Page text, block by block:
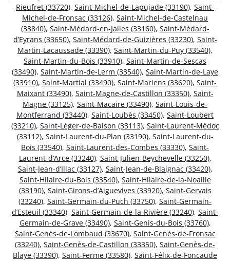
Rieufret (33720), Saint-Michel-de-Lapujade (33190), Saint-
Michel-de-Fronsac (33126), Saint-Michel-de-Castelnau
(33840), Saint-Médard-en-Jalles (33160), Saint-Médard-
d’Eyrans (33650), Saint-Médard-de-Guizières (33230), Saint-
Martin-Lacaussade (33390), Saint-Martin-du-Puy (33540),
Saint-Martin-du-Bois (33910), Saint-Martin-de-Sescas
(33490), Saint-Martin-de-Lerm (33540), Saint-Martin-de-Laye
(33910), Saint-Martial (33490), Saint-Mariens (33620), Saint-
Maixant (33490), Saint-Magne-de-Castillon (33350), Saint-
Magne (33125), Saint-Macaire (33490), Saint-Louis-de-
Montferrand (33440), Saint-Loubès (33450), Saint-Loubert
(33210), Saint-Léger-de-Balson (33113), Saint-Laurent-Médoc
(33112), Saint-Laurent-du-Plan (33190), Saint-Laurent-du-
Bois (33540), Saint-Laurent-des-Combes (33330), Saint-
Laurent-d’Arce (33240), Saint-Julien-Beychevelle (33250),
Saint-Jean-d’Illac (33127), Saint-Jean-de-Blaignac (33420),
Saint-Hilaire-du-Bois (33540), Saint-Hilaire-de-la-Noaille
(33190), Saint-Girons-d’Aiguevives (33920), Saint-Gervais
(33240), Saint-Germain-du-Puch (33750), Saint-Germain-
d’Esteuil (33340), Saint-Germain-de-la-Rivière (33240), Saint-
Germain-de-Grave (33490), Saint-Genis-du-Bois (33760),
Saint-Genès-de-Lombaud (33670), Saint-Genès-de-Fronsac
(33240), Saint-Genès-de-Castillon (33350), Saint-Genès-de-
Blaye (33390), Saint-Ferme (33580), Saint-Félix-de-Foncaude